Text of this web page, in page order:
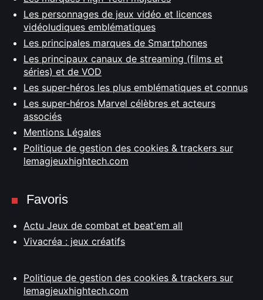
Les personnages de jeux vidéo et licences
vidéoludiques emblématiques
Les principales marques de Smartphones
Les principaux canaux de streaming (films et
séries) et de VOD
Les super-héros les plus emblématiques et connus
Les super-héros Marvel célèbres et acteurs
associés
Mentions Légales
Politique de gestion des cookies & trackers sur
lemagjeuxhightech.com
Favoris
Actu Jeux de combat et beat'em all
Vivacréa : jeux créatifs
Politique de gestion des cookies & trackers sur
lemagjeuxhightech.com